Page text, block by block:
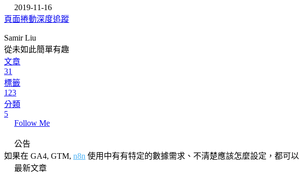
2019-11-16
頁面捲動深度追蹤
Samir Liu
從未如此簡單有趣
文章
31
標籤
123
分類
5
Follow Me
公告
如果在 GA4, GTM, n8n 使用中有有特定的數據需求、不清楚應該怎麼設定，都可以
最新文章